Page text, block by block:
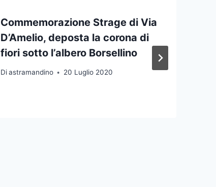
Commemorazione Strage di Via
D’Amelio, deposta la corona di
fiori sotto l’albero Borsellino
Di astramandino 20 Luglio 2020